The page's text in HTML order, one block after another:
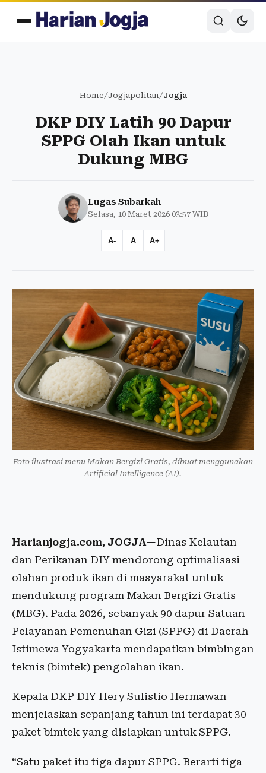
Home/Jogjapolitan/Jogja
DKP DIY Latih 90 Dapur
SPPG Olah Ikan untuk
Dukung MBG
Lugas Subarkah
Selasa, 10 Maret 2026 03:57 WIB
A- A A+
Foto ilustrasi menu Makan Bergizi Gratis, dibuat menggunakan
Artificial Intelligence (AI).
Harianjogja.com, JOGJA—Dinas Kelautan
dan Perikanan DIY mendorong optimalisasi
olahan produk ikan di masyarakat untuk
mendukung program Makan Bergizi Gratis
(MBG). Pada 2026, sebanyak 90 dapur Satuan
Pelayanan Pemenuhan Gizi (SPPG) di Daerah
Istimewa Yogyakarta mendapatkan bimbingan
teknis (bimtek) pengolahan ikan.
Kepala DKP DIY Hery Sulistio Hermawan
menjelaskan sepanjang tahun ini terdapat 30
paket bimtek yang disiapkan untuk SPPG.
“Satu paket itu tiga dapur SPPG. Berarti tiga